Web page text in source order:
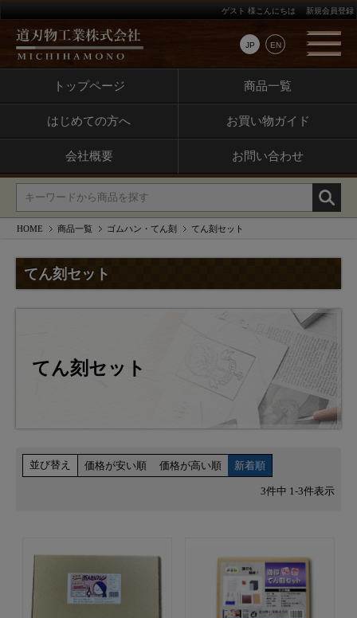
JP EN
ゲスト 様こんにちは 新規会員登録
トップページ 商品一覧
はじめての方へ お買い物ガイド
会社概要 お問い合わせ
HOME 商品一覧 ゴムハン・てん刻 てん刻セット
てん刻セット
てん刻セット
並び替え 価格が安い順 価格が高い順 新着順
3件中 1 -3件表示